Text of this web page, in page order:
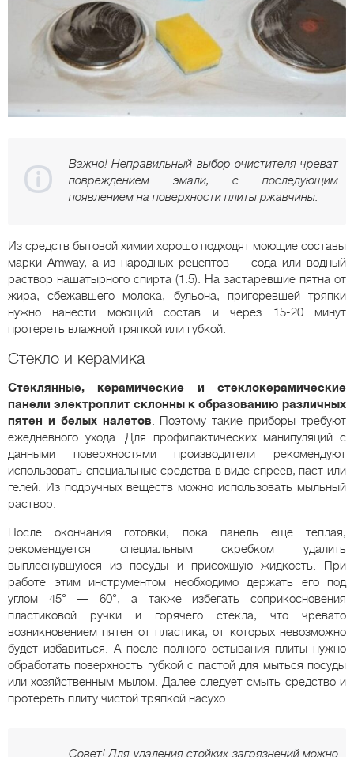
Важно! Неправильный выбор очистителя чреват
повреждением эмали, с последующим
появлением на поверхности плиты ржавчины.
Из средств бытовой химии хорошо подходят моющие составы
марки Amway, а из народных рецептов — сода или водный
раствор нашатырного спирта (1:5). На застаревшие пятна от
жира, сбежавшего молока, бульона, пригоревшей тряпки
нужно нанести моющий состав и через 15-20 минут
протереть влажной тряпкой или губкой.
Стекло и керамика
Стеклянные, керамические и стеклокерамические
панели электроплит склонны к образованию различных
пятен и белых налетов. Поэтому такие приборы требуют
ежедневного ухода. Для профилактических манипуляций с
данными поверхностями производители рекомендуют
использовать специальные средства в виде спреев, паст или
гелей. Из подручных веществ можно использовать мыльный
раствор.
После окончания готовки, пока панель еще теплая,
рекомендуется специальным скребком удалить
выплеснувшуюся из посуды и присохшую жидкость. При
работе этим инструментом необходимо держать его под
углом 45° — 60°, а также избегать соприкосновения
пластиковой ручки и горячего стекла, что чревато
возникновением пятен от пластика, от которых невозможно
будет избавиться. А после полного остывания плиты нужно
обработать поверхность губкой с пастой для мыться посуды
или хозяйственным мылом. Далее следует смыть средство и
протереть плиту чистой тряпкой насухо.
Совет! Для удаления стойких загрязнений можно